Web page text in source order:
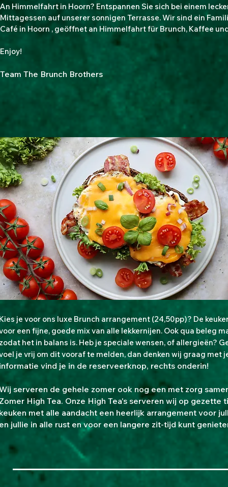
An Himmelfahrt in Hoorn? Entspannen Sie sich bei einem
Mittagessen auf unserer sonnigen Terrasse. Wir sind ein
Café in Hoorn , geöffnet an Himmelfahrt für Brunch, Kaffee
Enjoy!
Team The Brunch Brothers
je voor ons luxe Brunch arrangement (24,50pp)? De
een fijne, goede mix van alle lekkernijen. Ook qua beleg
het in balans is. Heb je speciale wensen, of allergieën?
je vrij om dit vooraf te melden, dan denken wij graag met
vind je in de reserveerknop, rechts onderin!
serveren de gehele zomer ook nog een met zorg
High Tea. Onze High Tea's serveren wij op gezette
met alle aandacht een heerlijk arrangement voor
jullie in alle rust en voor een langere zit-tijd kunt